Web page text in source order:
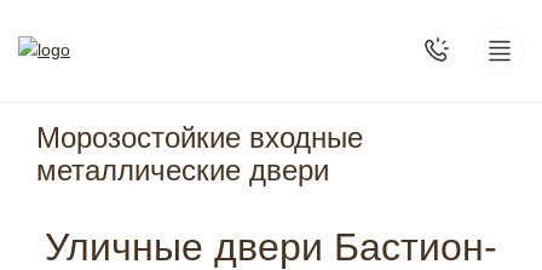
Морозостойкие входные
металлические двери
Уличные двери Бастион-